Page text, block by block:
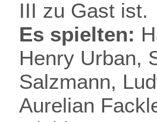
III zu Gast ist.
Es spielten:
Henry Urban,
Salzmann,
Aurelian